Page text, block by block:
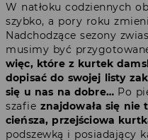
W natłoku codziennych
szybko, a pory roku
Nadchodzące sezony
musimy być
więc, które z kurtek
dopisać do swojej listy
się u nas na dobre… Po
szafie znajdowała się nie
cieńsza, przejściowa
podszewką i posiadający